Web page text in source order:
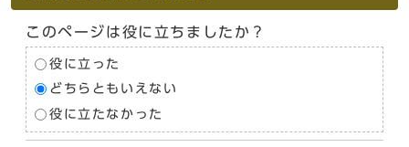
このページは役に立ちましたか？
役に立った
どちらともいえない
役に立たなかった